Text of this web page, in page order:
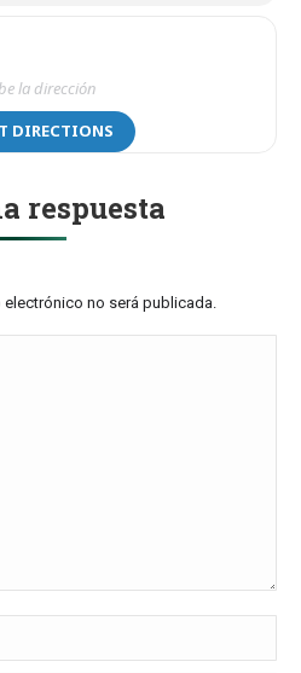
DIRECTIONS
respuesta
no será publicada.